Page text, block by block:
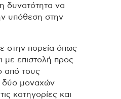
δυνατότητα να
υπόθεση στην
στην πορεία όπως
με επιστολή προς
από τους
δύο μοναχών
κατηγορίες και